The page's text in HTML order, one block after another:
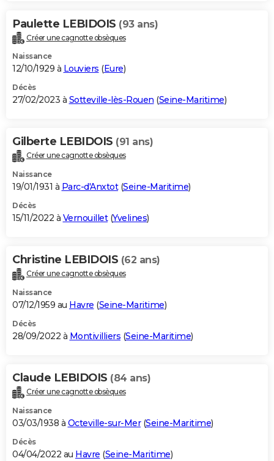
Paulette LEBIDOIS (93 ans)
Créer une cagnotte obsèques
Naissance
12/10/1929 à Louviers (Eure)
Décès
27/02/2023 à Sotteville-lès-Rouen (Seine-Maritime)
Gilberte LEBIDOIS (91 ans)
Créer une cagnotte obsèques
Naissance
19/01/1931 à Parc-d'Anxtot(Seine-Maritime)
Décès
15/11/2022 à Vernouillet(Yvelines)
Christine LEBIDOIS (62 ans)
Créer une cagnotte obsèques
Naissance
07/12/1959 au Havre (Seine-Maritime)
Décès
28/09/2022 à Montivilliers (Seine-Maritime)
Claude LEBIDOIS (84 ans)
Créer une cagnotte obsèques
Naissance
03/03/1938 à Octeville-sur-Mer(Seine-Maritime)
Décès
04/04/2022 au Havre (Seine-Maritime)